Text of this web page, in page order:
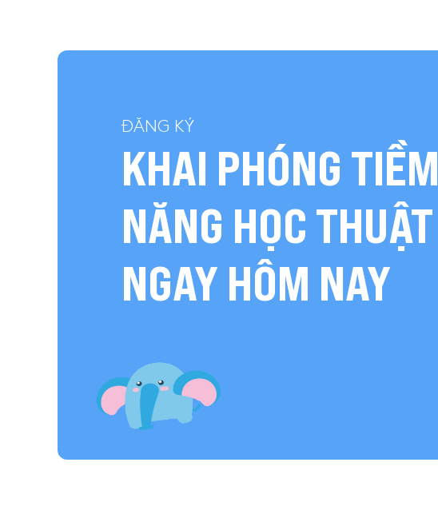
ĐĂNG KÝ
KHAI PHÓNG TIỀM
NĂNG HỌC THUẬT
NGAY HÔM NAY